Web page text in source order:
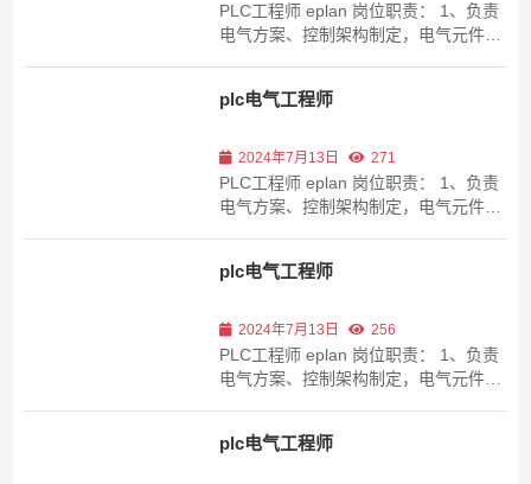
PLC工程师 eplan 岗位职责： 1、负责
电气方案、控制架构制定，电气元件选
图，接线图及布局图，熟悉相关电气设
套系统部署及现场调试、测试，直...
plc电气工程师
2024年7月13日 271
PLC工程师 eplan 岗位职责： 1、负责
电气方案、控制架构制定，电气元件选
图，接线图及布局图，熟悉相关电气设
套系统部署及现场调试、测试，直...
plc电气工程师
2024年7月13日 256
PLC工程师 eplan 岗位职责： 1、负责
电气方案、控制架构制定，电气元件选
图，接线图及布局图，熟悉相关电气设
plc电气工程师